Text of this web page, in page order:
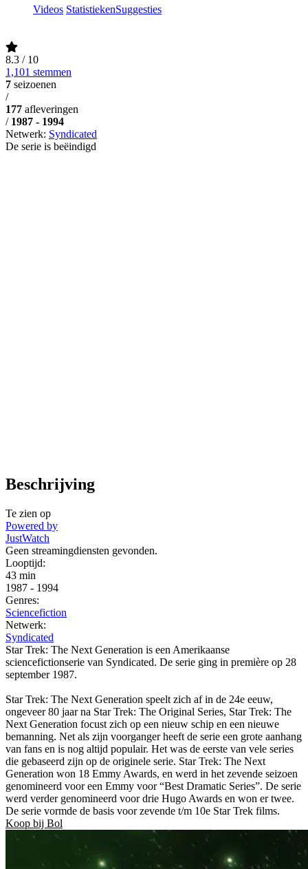
Videos StatistiekenSuggesties
8.3 / 10
1,101 stemmen
7 seizoenen
/
177 afleveringen
/ 1987 - 1994
Netwerk: Syndicated
De serie is beëindigd
Beschrijving
Te zien op
Powered by
JustWatch
Geen streamingdiensten gevonden.
Looptijd:
43 min
1987 - 1994
Genres:
Sciencefiction
Netwerk:
Syndicated
Star Trek: The Next Generation is een Amerikaanse
sciencefictionserie van Syndicated. De serie ging in première op 28
september 1987.
Star Trek: The Next Generation speelt zich af in de 24e eeuw,
ongeveer 80 jaar na Star Trek: The Original Series, Star Trek: The
Next Generation focust zich op een nieuw schip en een nieuwe
bemanning. Net als zijn voorganger heeft de serie een grote aanhang
van fans en is nog altijd populair. Het was de eerste van vele series
die gebaseerd zijn op de originele serie. Star Trek: The Next
Generation won 18 Emmy Awards, en werd in het zevende seizoen
genomineerd voor een Emmy voor “Best Dramatic Series”. De serie
werd verder genomineerd voor drie Hugo Awards en won er twee.
De serie vormde de basis voor zevende t/m 10e Star Trek films.
Koop bij Bol